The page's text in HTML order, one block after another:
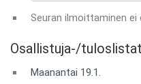
Seuran
Osallistuja-/tuloslistat
Maanantai 19.1.